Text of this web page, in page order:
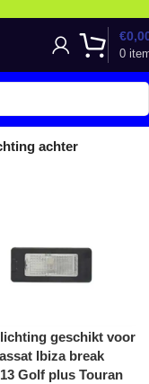
0
€
achter
geschikt voor
Ibiza break
Golf plus Touran